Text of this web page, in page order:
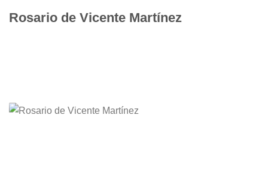
Rosario de Vicente Martínez